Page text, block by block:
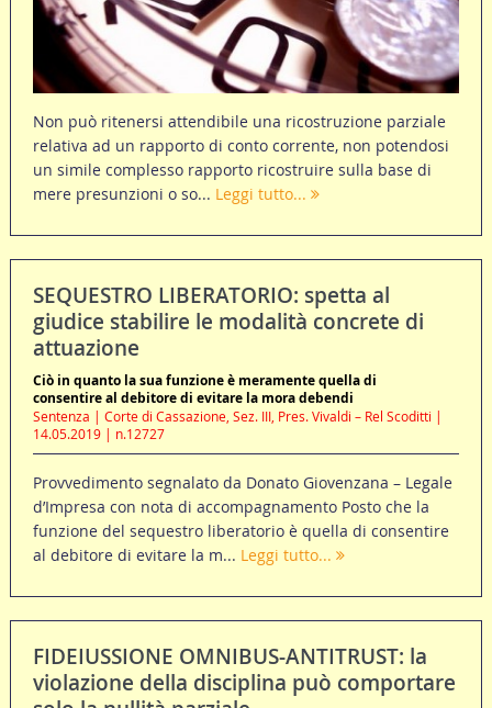
Non può ritenersi attendibile una ricostruzione parziale
relativa ad un rapporto di conto corrente, non potendosi
un simile complesso rapporto ricostruire sulla base di
mere presunzioni o so... Leggi tutto...
SEQUESTRO LIBERATORIO: spetta al
giudice stabilire le modalità concrete di
attuazione
Ciò in quanto la sua funzione è meramente quella di
consentire al debitore di evitare la mora debendi
Sentenza | Corte di Cassazione, Sez. III, Pres. Vivaldi – Rel Scoditti |
14.05.2019 | n.12727
Provvedimento segnalato da Donato Giovenzana – Legale
d’Impresa con nota di accompagnamento Posto che la
funzione del sequestro liberatorio è quella di consentire
al debitore di evitare la m... Leggi tutto...
FIDEIUSSIONE OMNIBUS-ANTITRUST: la
violazione della disciplina può comportare